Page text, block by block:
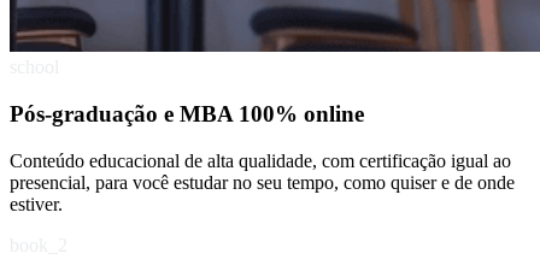
Pós-graduação e MBA 100% online
Conteúdo educacional de alta qualidade, com certificação igual ao
presencial, para você estudar no seu tempo, como quiser e de onde
estiver.